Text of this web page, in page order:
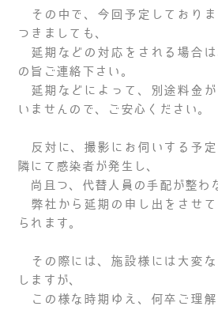
その中で、今回予定しており
つきましても、
延期などの対応をされる場合
の旨ご連絡下さい。
延期などによって、別途料金
いませんので、ご安心ください。
反対に、撮影にお伺いする予
隣にて感染者が発生し、
尚且つ、代替人員の手配が整わ
弊社から延期の申し出をさせ
られます。
その際には、施設様には大変
しますが、
この様な時期ゆえ、何卒ご理